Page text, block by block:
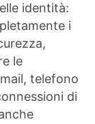
identità:
i
le
telefono
di